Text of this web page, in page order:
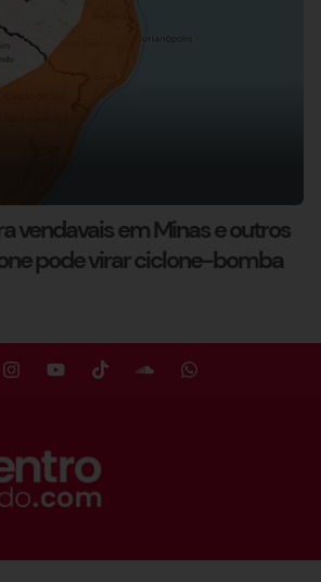
vendavais em Minas e outros
pode virar ciclone-bomba